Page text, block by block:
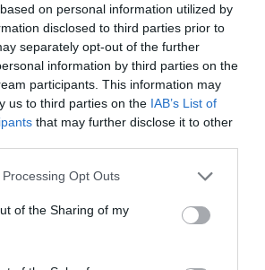
on personal information utilized by
disclosed to third parties prior to
separately opt-out of the further
information by third parties on the
participants. This information may
us to third parties on the IAB’s List of
that may further disclose it to other
Opt Outs
of the Sharing of my
näringsvärde per portion:
67 kcal
10-08,Uppdaterat: 2023-03-15
Henrik
samt kock